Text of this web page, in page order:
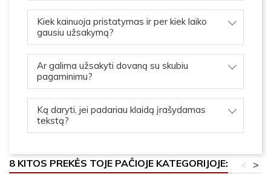
Kiek kainuoja pristatymas ir per kiek laiko
gausiu užsakymą?
Ar galima užsakyti dovaną su skubiu
pagaminimu?
Ką daryti, jei padariau klaidą įrašydamas
tekstą?
8 KITOS PREKĖS TOJE PAČIOJE KATEGORIJOJE: >
<